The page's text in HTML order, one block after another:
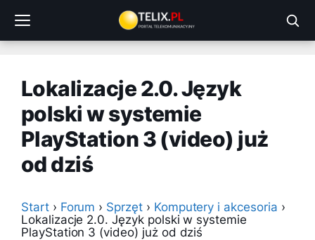
treści
Lokalizacje 2.0. Język
polski w systemie
PlayStation 3 (video) już
od dziś
Start › Forum › Sprzęt › Komputery i akcesoria ›
Lokalizacje 2.0. Język polski w systemie
PlayStation 3 (video) już od dziś